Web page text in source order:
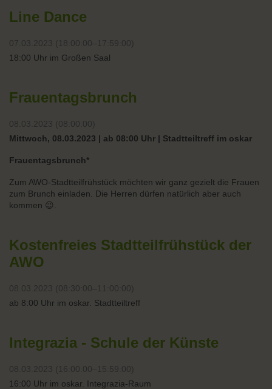
Line Dance
07.03.2023 (18:00:00–17:59:00)
18:00 Uhr im Großen Saal
Frauentagsbrunch
08.03.2023 (08:00:00)
Mittwoch, 08.03.2023 | ab 08:00 Uhr | Stadtteiltreff im oskar
Frauentagsbrunch*
Zum AWO-Stadtteilfrühstück möchten wir ganz gezielt die Frauen
zum Brunch einladen. Die Herren dürfen natürlich aber auch
kommen 😉.
Kostenfreies Stadtteilfrühstück der
AWO
08.03.2023 (08:30:00–11:00:00)
ab 8:00 Uhr im oskar. Stadtteiltreff
Integrazia - Schule der Künste
08.03.2023 (16:00:00–15:59:00)
16:00 Uhr im oskar. Integrazia-Raum